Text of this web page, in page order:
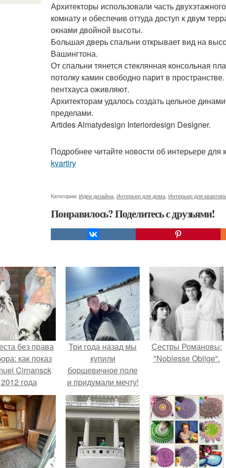
Архитекторы использовали часть
комнату и обеспечив оттуда доступ к двум
окнами двойной высоты.
Большая дверь спальни открывает вид на
Вашингтона.
От спальни тянется стеклянная консольная
потолку камин свободно парит в
пентхауса оживляют.
Архитекторам удалось создать цельное
пределами.
Artides Almatydesign Interiordesign Designer.
Подробнее читайте новости об интерьере для
kvartiry
Категории: Идеи дизайна Интерьер для дома Интерьер для
Понравилось? Поделитесь с друзьями!
без права
как показ
Cirnansck
2012 года
подиум
против
Три года назад мы
купили
борщевичное поле
и придумали мечту!
Сестры Романовы:
"Noblesse Oblige".